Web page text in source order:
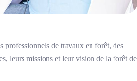
professionnels de travaux en forêt, des
leurs missions et leur vision de la forêt de